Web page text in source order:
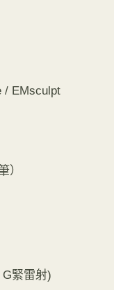
/ EMsculpt
）
緊雷射)